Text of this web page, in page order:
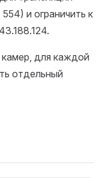
и ограничить к
камер, для каждой
отдельный